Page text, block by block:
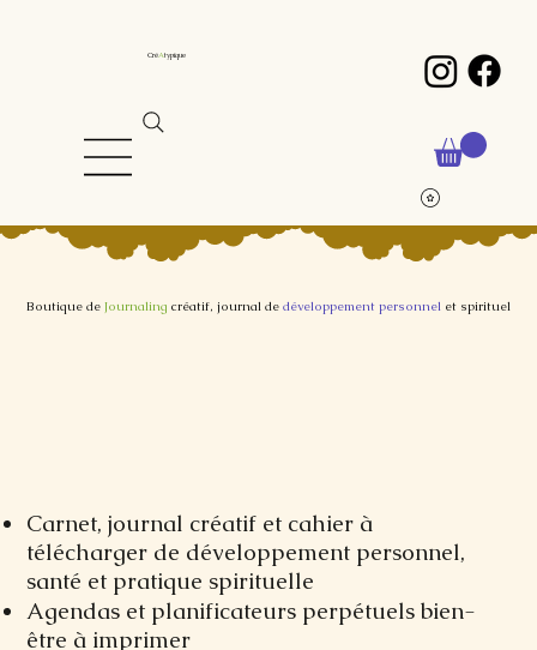
CréAtypique
Boutique deJournalingcréatif, journal dedéveloppement personnel et spirituel
Carnet, journal créatif et cahier à
télécharger de développement personnel,
santé et pratique spirituelle
Agendas et planificateurs perpétuels bien-
être à imprimer